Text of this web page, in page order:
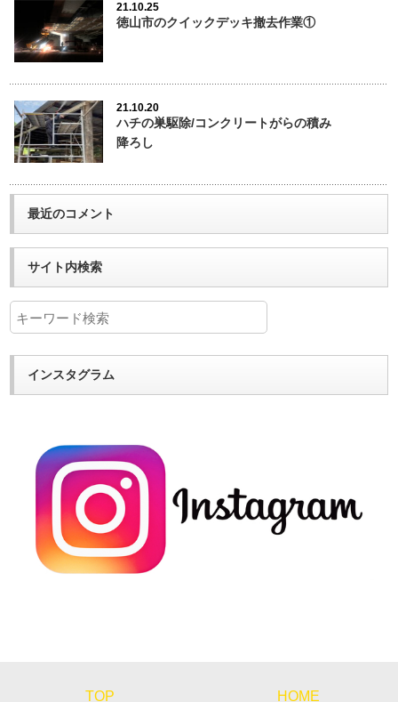
21.10.25
徳山市のクイックデッキ撤去作業①
21.10.20
ハチの巣駆除/コンクリートがらの積み
降ろし
最近のコメント
サイト内検索
インスタグラム
TOP HOME